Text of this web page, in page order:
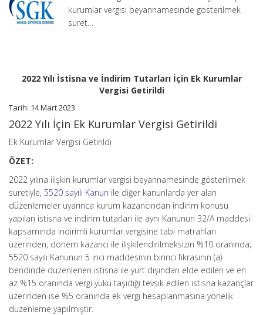
Vergisi
Getirildi
için
kurumlar vergisi beyannamesinde gösterilmek
suret…
2022 Yılı İstisna ve İndirim Tutarları İçin Ek Kurumlar
Vergisi Getirildi
Tarih: 14 Mart 2023
2022 Yılı İçin Ek Kurumlar Vergisi Getirildi
Ek Kurumlar Vergisi Getirildi
ÖZET:
2022 yılına ilişkin kurumlar vergisi beyannamesinde gösterilmek
suretiyle, 5520 sayılı Kanun ile diğer kanunlarda yer alan
düzenlemeler uyarınca kurum kazancından indirim konusu
yapılan istisna ve indirim tutarları ile aynı Kanunun 32/A maddesi
kapsamında indirimli kurumlar vergisine tabi matrahları
üzerinden, dönem kazancı ile ilişkilendirilmeksizin %10 oranında;
5520 sayılı Kanunun 5 inci maddesinin birinci fıkrasının (a)
bendinde düzenlenen istisna ile yurt dışından elde edilen ve en
az %15 oranında vergi yükü taşıdığı tevsik edilen istisna kazançlar
üzerinden ise %5 oranında ek vergi hesaplanmasına yönelik
düzenleme yapılmıştır.